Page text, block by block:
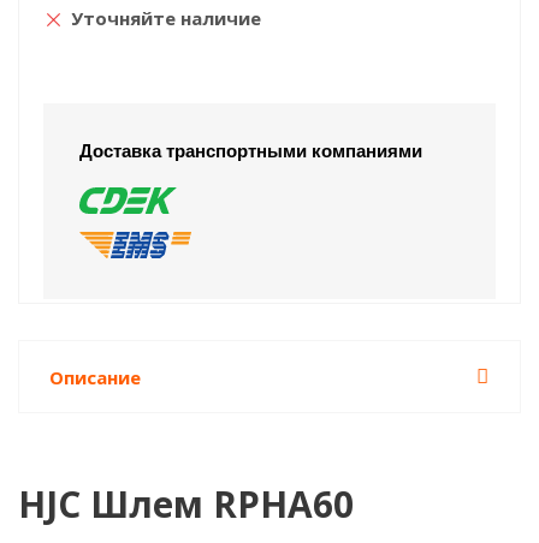
Уточняйте наличие
Доставка транспортными компаниями
Описание
HJC Шлем RPHA60